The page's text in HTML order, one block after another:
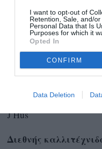
I want to opt-out of
Retention, Sale, and/
Personal Data that Is
Purposes for which it
Opted In
CONFIRM
Data Deletion
Harry Styles –
Καλύτερη
Dua Lipa
Καλύτερος Βρετανός
J Hus
Διεθνής